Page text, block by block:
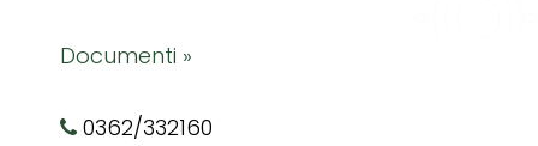
Documenti »
0362/332160